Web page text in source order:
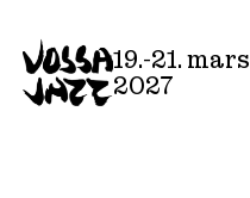
to
content
19.-21. mars
2027